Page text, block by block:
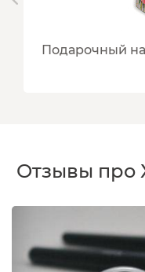
Подарочный
Отзывы про